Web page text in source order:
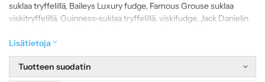
suklaa tryffelillä, Baileys Luxury fudge, Famous Grouse suklaa
viskitryffelillä, Guinness-suklaa tryffelillä, viskifudge, Jack Danielin
viskimarmeladi, jne.? Löydät kaiken tämän valikoimasta.
Lisätietoja
Tuotteen suodatin